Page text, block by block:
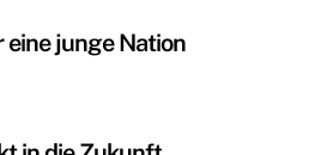
eine junge Nation